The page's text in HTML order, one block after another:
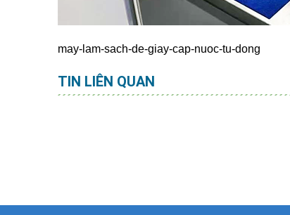
may-lam-sach-de-giay-cap-nuoc-tu-dong
TIN LIÊN QUAN